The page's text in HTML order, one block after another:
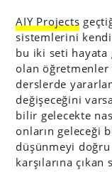
AIY Projects
sistemlerini
bu iki seti hayata
olan öğretmenler
derslerde
değişeceğini
bilir gelecekte
onların geleceği
düşünmeyi
karşılarına